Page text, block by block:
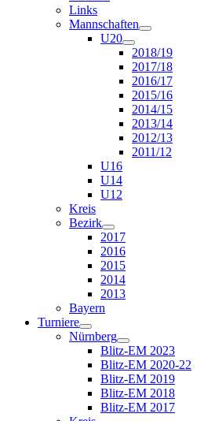
Links
Mannschaften
U20
2018/19
2017/18
2016/17
2015/16
2014/15
2013/14
2012/13
2011/12
U16
U14
U12
Kreis
Bezirk
2017
2016
2015
2014
2013
Bayern
Turniere
Nürnberg
Blitz-EM 2023
Blitz-EM 2020-22
Blitz-EM 2019
Blitz-EM 2018
Blitz-EM 2017